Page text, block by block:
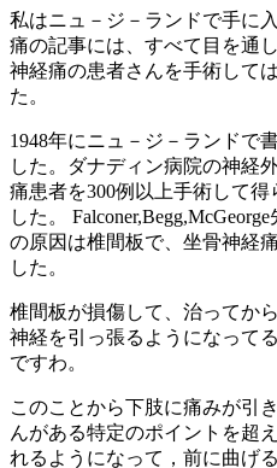
私はニュ－ジ－ランドで手に
痛の記事には、すべて目を通
神経痛の患者さんを手術して
た。
1948年にニュ－ジ－ランドで
した。ダナディン病院の神経
痛患者を300例以上手術して
した。
の原因は椎間板で、坐骨神経
した。
椎間板が損傷して、治ってか
神経を引っ張るようになって
ですわ。
このことから下肢に痛みが引
んがある特定のポイントを超
れるようになって，前に曲げ